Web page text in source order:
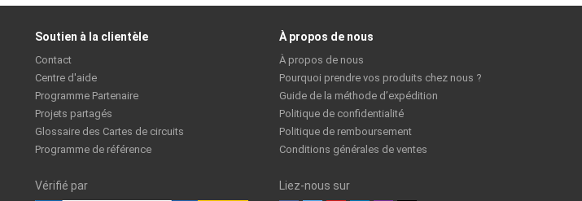
Soutien à la clientèle
Contact
Centre d'aide
Programme Partenaire
Projets partagés
Glossaire des Cartes de circuits
Programme de référence
À propos de nous
À propos de nous
Pourquoi prendre vos produits chez nous ?
Guide de la méthode d’expédition
Politique de confidentialité
Politique de remboursement
Conditions générales de ventes
Vérifié par Liez-nous sur